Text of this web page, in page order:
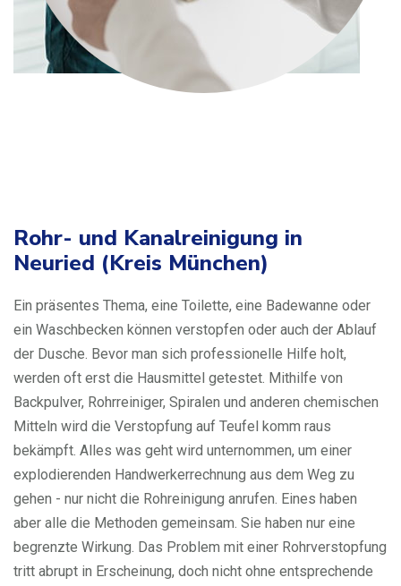
Rohr- und Kanalreinigung in
Neuried (Kreis München)
Ein präsentes Thema, eine Toilette, eine Badewanne oder
ein Waschbecken können verstopfen oder auch der Ablauf
der Dusche. Bevor man sich professionelle Hilfe holt,
werden oft erst die Hausmittel getestet. Mithilfe von
Backpulver, Rohrreiniger, Spiralen und anderen chemischen
Mitteln wird die Verstopfung auf Teufel komm raus
bekämpft. Alles was geht wird unternommen, um einer
explodierenden Handwerkerrechnung aus dem Weg zu
gehen - nur nicht die Rohreinigung anrufen. Eines haben
aber alle die Methoden gemeinsam. Sie haben nur eine
begrenzte Wirkung. Das Problem mit einer Rohrverstopfung
tritt abrupt in Erscheinung, doch nicht ohne entsprechende